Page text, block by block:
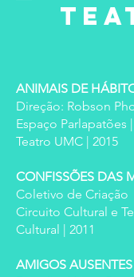
ANIMAIS DE
Direção: Robson
Espaço Parlapatões
Teatro UMC | 2015
CONFISSÕES DAS
Coletivo de Criação
Circuito Cultural e
Cultural | 2011
AMIGOS AUSENTES